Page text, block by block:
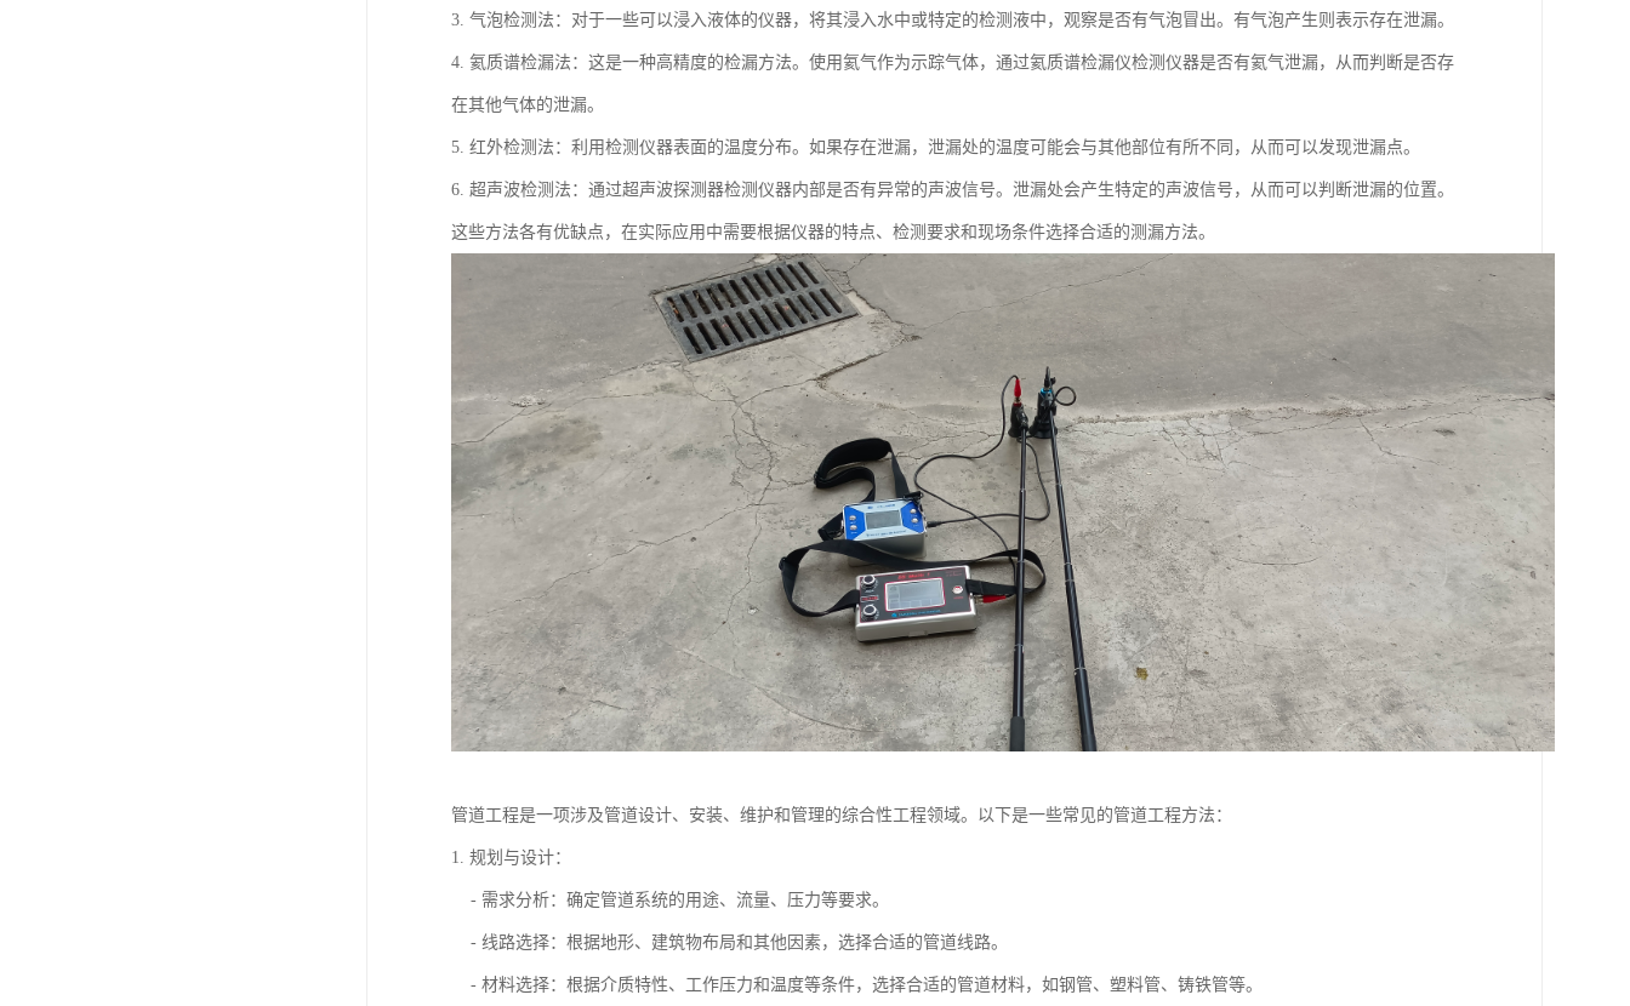
3. 气泡检测法：对于一些可以浸入液体的仪器，将其浸入水中或特定的检测液中，观察是否有气泡冒出。有气泡产生则表示存在泄漏。
4. 氦质谱检漏法：这是一种高精度的检漏方法。使用氦气作为示踪气体，通过氦质谱检漏仪检测仪器是否有氦气泄漏，从而判断是否存
在其他气体的泄漏。
5. 红外检测法：利用检测仪器表面的温度分布。如果存在泄漏，泄漏处的温度可能会与其他部位有所不同，从而可以发现泄漏点。
6. 超声波检测法：通过超声波探测器检测仪器内部是否有异常的声波信号。泄漏处会产生特定的声波信号，从而可以判断泄漏的位置。
这些方法各有优缺点，在实际应用中需要根据仪器的特点、检测要求和现场条件选择合适的测漏方法。
管道工程是一项涉及管道设计、安装、维护和管理的综合性工程领域。以下是一些常见的管道工程方法：
1. 规划与设计：
- 需求分析：确定管道系统的用途、流量、压力等要求。
- 线路选择：根据地形、建筑物布局和其他因素，选择合适的管道线路。
- 材料选择：根据介质特性、工作压力和温度等条件，选择合适的管道材料，如钢管、塑料管、铸铁管等。